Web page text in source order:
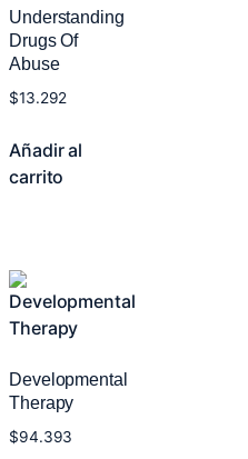
Understanding
Drugs Of
Abuse
$13.292
Añadir al
carrito
Developmental
Therapy
$94.393